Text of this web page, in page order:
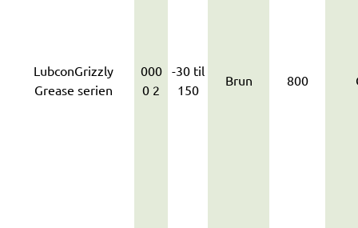
LubconGrizzly
Grease serien
000
0 2
-30 til
150
Brun 800